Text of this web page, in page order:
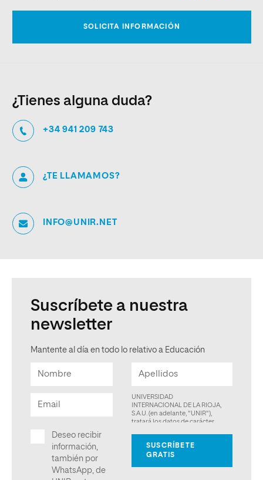
¿Tienes alguna duda?
+34 941 209 743
¿TE LLAMAMOS?
INFO@UNIR.NET
Suscríbete a nuestra
newsletter
Mantente al día en todo lo relativo a Educación